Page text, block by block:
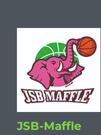
JSB-Maffle